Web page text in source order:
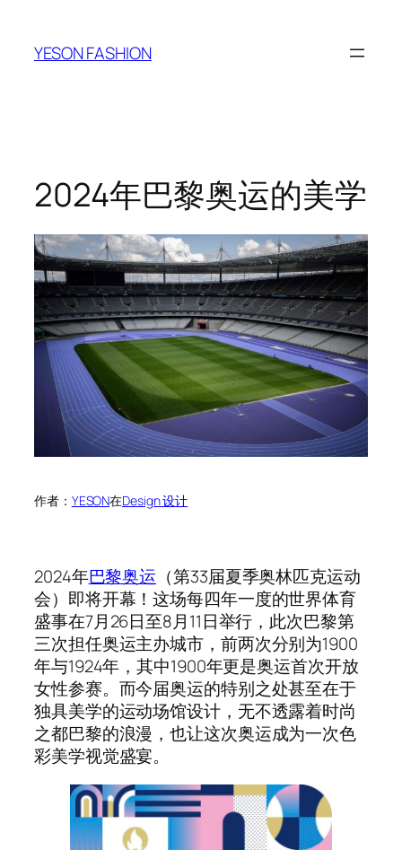
YESON FASHION
2024年巴黎奥运的美学
作者： YESON在Design 设计
2024年巴黎奥运 （第33届夏季奥林匹克运动
会）即将开幕！这场每四年一度的世界体育
盛事在7月26日至8月11日举行，此次巴黎第
三次担任奥运主办城市，前两次分别为1900
年与1924年，其中1900年更是奥运首次开放
女性参赛。而今届奥运的特别之处甚至在于
独具美学的运动场馆设计，无不透露着时尚
之都巴黎的浪漫，也让这次奥运成为一次色
彩美学视觉盛宴。